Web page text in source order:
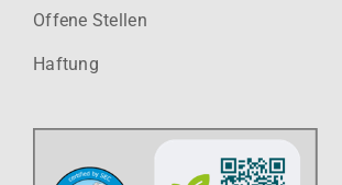
Offene Stellen
Haftung